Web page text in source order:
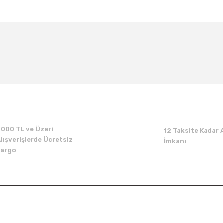
TL ve Üzeri
Ücretsiz
12 Taksite Kadar
İmkanı